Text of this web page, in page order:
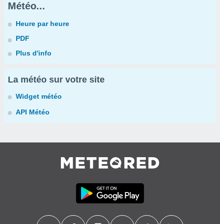
Météo...
Heure par heure
PDF
Plus d'info
La météo sur votre site
Widget météo
API Météo